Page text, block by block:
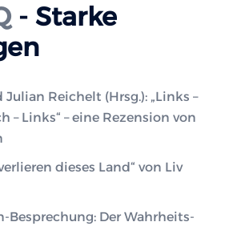
- Starke
Julian Reichelt (Hrsg.): „Links –
– Links“ – eine Rezension von
dieses Land“ von Liv
Besprechung: Der Wahrheits-